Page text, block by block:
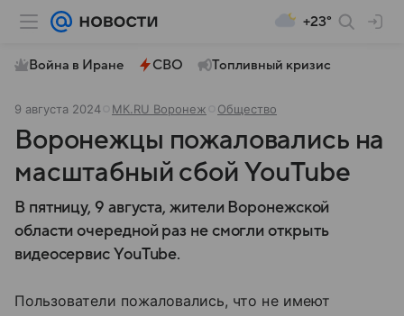
+23°
Война в Иране СВО Топливный кризис
9 августа 2024 МК.RU Воронеж Общество
Воронежцы пожаловались на
масштабный сбой YouTube
В пятницу, 9 августа, жители Воронежской
области очередной раз не смогли открыть
видеосервис YouTube.
Пользователи пожаловались, что не имеют